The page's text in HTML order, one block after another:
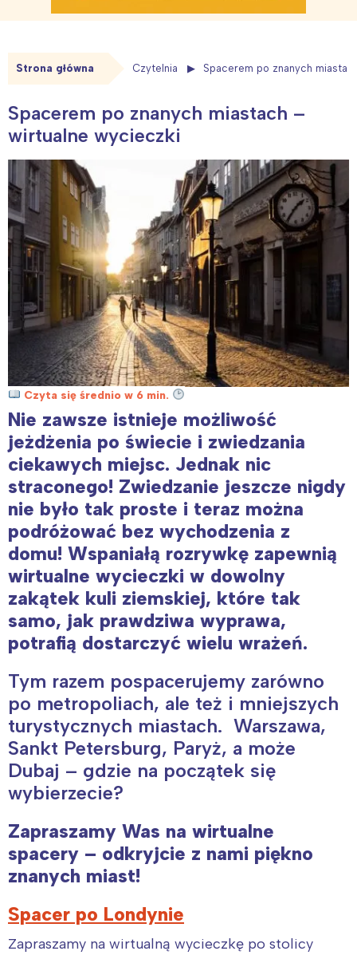
Strona główna Czytelnia Spacerem po znanych
Spacerem po znanych miastach –
wirtualne wycieczki
Czyta się średnio w 6 min.
Nie zawsze istnieje możliwość
jeżdżenia po świecie i zwiedzania
ciekawych miejsc. Jednak nic
straconego! Zwiedzanie jeszcze nigdy
nie było tak proste i teraz można
podróżować bez wychodzenia z
domu! Wspaniałą rozrywkę zapewnią
wirtualne wycieczki w dowolny
zakątek kuli ziemskiej, które tak
samo, jak prawdziwa wyprawa,
potrafią dostarczyć wielu wrażeń.
Tym razem pospacerujemy zarówno
po metropoliach, ale też i mniejszych
turystycznych miastach. Warszawa,
Sankt Petersburg, Paryż, a może
Dubaj – gdzie na początek się
wybierzecie?
Zapraszamy Was na wirtualne
spacery – odkryjcie z nami piękno
znanych miast!
Spacer po Londynie
Zapraszamy na wirtualną wycieczkę po stolicy